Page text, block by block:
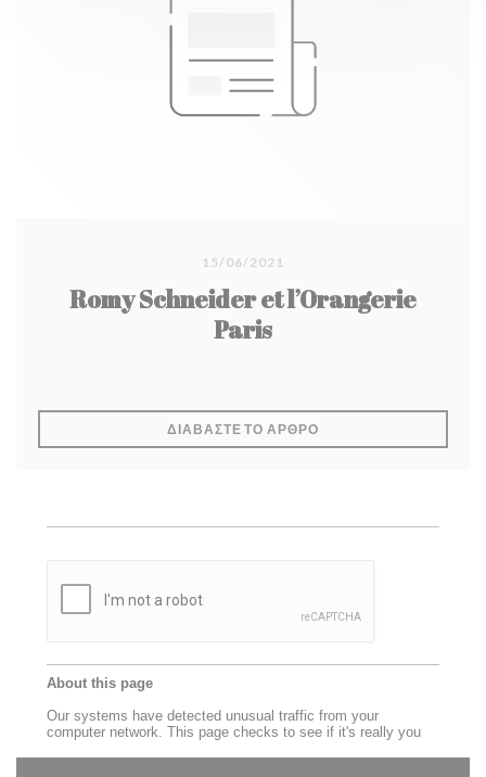
15/06/2021
Romy Schneider et l’Orangerie
Paris
ΔΙΑΒΆΣΤΕ ΤΟ ΆΡΘΡΟ((ΑΝΟΊΓΕΙ ΣΕ ΝΈΟ